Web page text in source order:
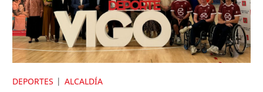
DEPORTES ALCALDÍA